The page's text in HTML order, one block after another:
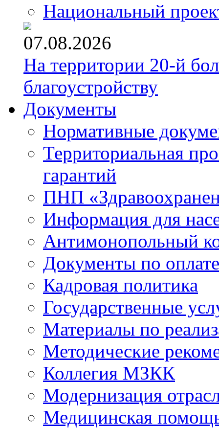
Национальный
07.08.2026
На территории 20-й
благоустройству
Документы
Нормативные
Территориальная
гарантий
ПНП
Информация для
Антимонопольный
Документы по
Кадровая политика
Государственные
Материалы по
Методические
Коллегия МЗКК
Модернизация
Медицинская